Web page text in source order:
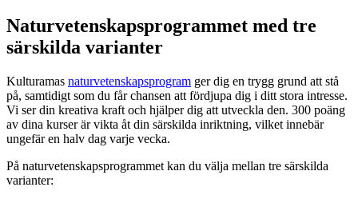
Naturvetenskapsprogrammet med tre
särskilda varianter
Kulturamas naturvetenskapsprogram ger dig en trygg grund att stå
på, samtidigt som du får chansen att fördjupa dig i ditt stora intresse.
Vi ser din kreativa kraft och hjälper dig att utveckla den. 300 poäng
av dina kurser är vikta åt din särskilda inriktning, vilket innebär
ungefär en halv dag varje vecka.
På naturvetenskapsprogrammet kan du välja mellan tre särskilda
varianter: